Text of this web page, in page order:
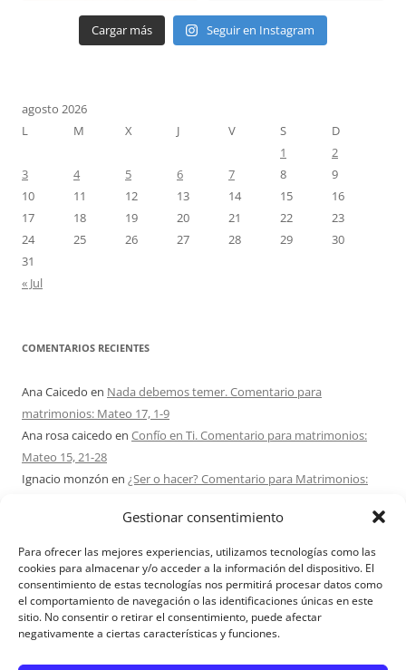
Gestionar consentimiento
Para ofrecer las mejores experiencias, utilizamos tecnologías como las
cookies para almacenar y/o acceder a la información del dispositivo. El
consentimiento de estas tecnologías nos permitirá procesar datos como
el comportamiento de navegación o las identificaciones únicas en este
sitio. No consentir o retirar el consentimiento, puede afectar
negativamente a ciertas características y funciones.
Cargar más Seguir en Instagram
agosto 2026
L
M X J V S
D
1
2
3
4 5 6 7 8
9
10
11 12 13 14 15
16
17
18 19 20 21 22
23
24
25 26 27 28 29
30
31
« Jul
COMENTARIOS RECIENTES
Ana Caicedo en Nada debemos temer. Comentario para
matrimonios: Mateo 17, 1-9
Ana rosa caicedo en Confío en Ti. Comentario para matrimonios:
Mateo 15, 21-28
Ignacio monzón en ¿Ser o hacer? Comentario para Matrimonios:
Maria Asuncion Herrero Mendezen¿Ser o hacer? Comentario para
Matrimonios: Mateo 15, 1-2. 10-14
Sandra Karina SolomitaenRETIRO MATRIMONIOS BUENOS AIRES
7 – 9 AGOSTO 2026